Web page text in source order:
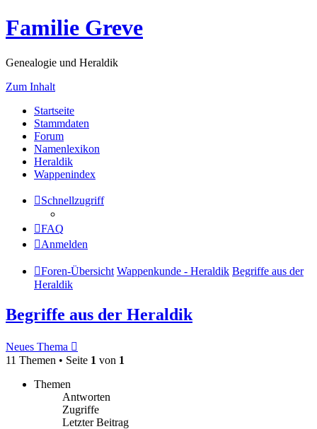
Familie Greve
Genealogie und Heraldik
Zum Inhalt
Startseite
Stammdaten
Forum
Namenlexikon
Heraldik
Wappenindex
Schnellzugriff
FAQ
Anmelden
Foren-Übersicht Wappenkunde - Heraldik Begriffe aus der
Heraldik
Begriffe aus der Heraldik
Neues Thema
11 Themen • Seite 1 von 1
Themen
Antworten
Zugriffe
Letzter Beitrag